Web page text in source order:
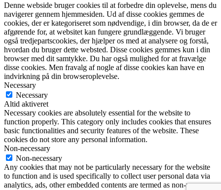
Denne webside bruger cookies til at forbedre din oplevelse, mens du
navigerer gennem hjemmesiden. Ud af disse cookies gemmes de
cookies, der er kategoriseret som nødvendige, i din browser, da de er
afgørende for, at websitet kan fungere grundlæggende. Vi bruger
også tredjepartscookies, der hjælper os med at analysere og forstå,
hvordan du bruger dette websted. Disse cookies gemmes kun i din
browser med dit samtykke. Du har også mulighed for at fravælge
disse cookies. Men fravalg af nogle af disse cookies kan have en
indvirkning på din browseroplevelse.
Necessary
Necessary
Altid aktiveret
Necessary cookies are absolutely essential for the website to
function properly. This category only includes cookies that ensures
basic functionalities and security features of the website. These
cookies do not store any personal information.
Non-necessary
Non-necessary
Any cookies that may not be particularly necessary for the website
to function and is used specifically to collect user personal data via
analytics, ads, other embedded contents are termed as non-necessary